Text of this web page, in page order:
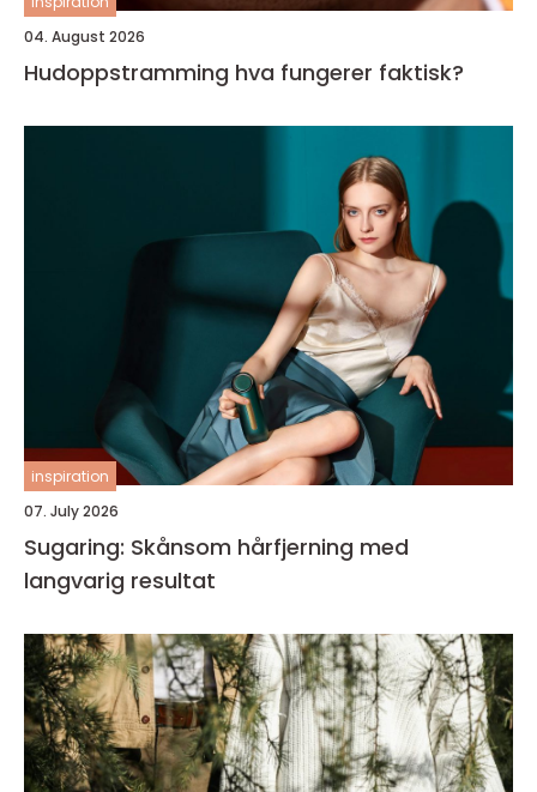
04. August 2026
Hudoppstramming hva fungerer faktisk?
inspiration
07. July 2026
Sugaring: Skånsom hårfjerning med
langvarig resultat